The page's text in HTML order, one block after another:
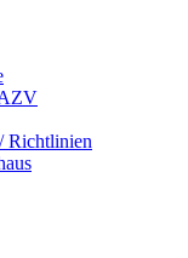
Richtlinien